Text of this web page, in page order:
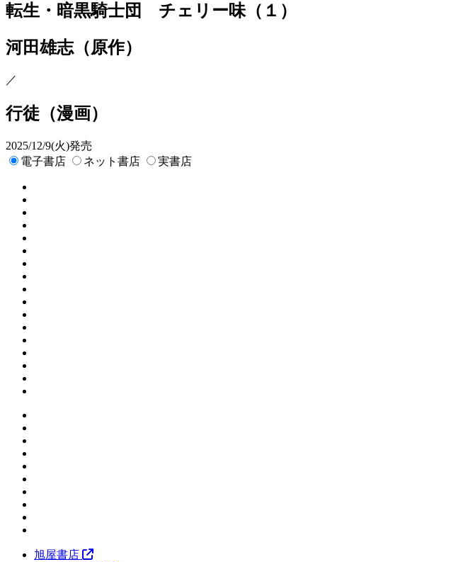
転生・暗黒騎士団 チェリー味（１）
河田雄志（原作）
／
行徒 （漫画）
2025/12/9(火)発売
電子書店
ネット書店 実書店
旭屋書店